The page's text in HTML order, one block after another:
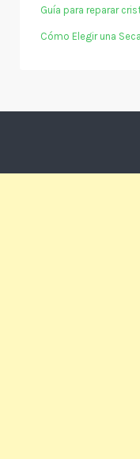
Guía para reparar
Cómo Elegir una